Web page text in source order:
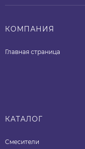
КОМПАНИЯ
Главная страница
КАТАЛОГ
Смесители